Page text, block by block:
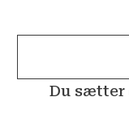
Du sætter